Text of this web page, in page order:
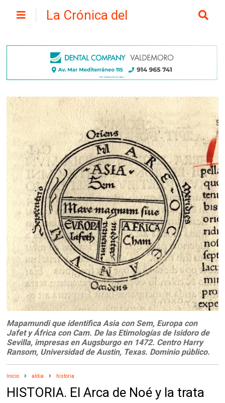
La Crónica del
Mapamundi que identifica Asia con Sem, Europa con
Jafet y África con Cam. De las Etimologías de Isidoro de
Sevilla, impresas en Augsburgo en 1472. Centro Harry
Ransom, Universidad de Austin, Texas. Dominio público.
Inicio aldia historia
HISTORIA. El Arca de Noé y la trata